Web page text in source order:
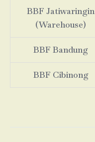
BBF Jatiwaringin
(Warehouse)
BBF Bandung
BBF Cibinong